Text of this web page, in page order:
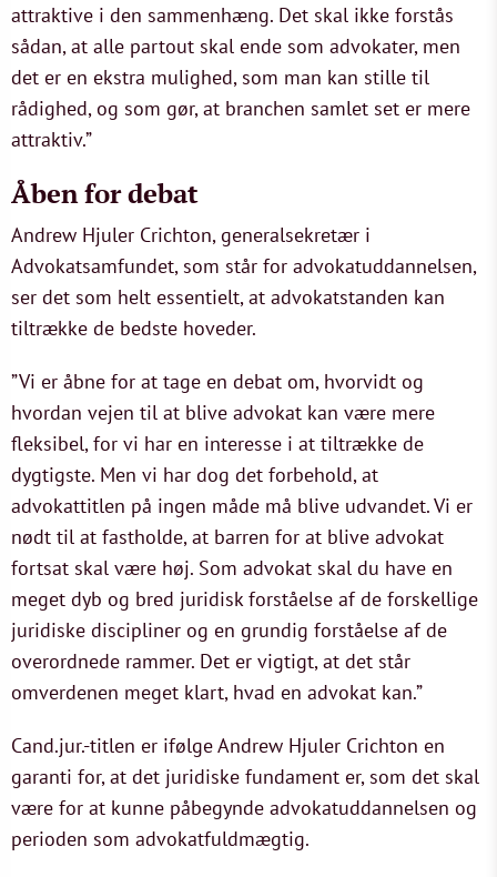
attraktive i den sammenhæng. Det skal ikke forstås
sådan, at alle partout skal ende som advokater, men
det er en ekstra mulighed, som man kan stille til
rådighed, og som gør, at branchen samlet set er mere
attraktiv.”
Åben for debat
Andrew Hjuler Crichton, generalsekretær i
Advokatsamfundet, som står for advokatuddannelsen,
ser det som helt essentielt, at advokatstanden kan
tiltrække de bedste hoveder.
”Vi er åbne for at tage en debat om, hvorvidt og
hvordan vejen til at blive advokat kan være mere
fleksibel, for vi har en interesse i at tiltrække de
dygtigste. Men vi har dog det forbehold, at
advokattitlen på ingen måde må blive udvandet. Vi er
nødt til at fastholde, at barren for at blive advokat
fortsat skal være høj. Som advokat skal du have en
meget dyb og bred juridisk forståelse af de forskellige
juridiske discipliner og en grundig forståelse af de
overordnede rammer. Det er vigtigt, at det står
omverdenen meget klart, hvad en advokat kan.”
Cand.jur.-titlen er ifølge Andrew Hjuler Crichton en
garanti for, at det juridiske fundament er, som det skal
være for at kunne påbegynde advokatuddannelsen og
perioden som advokatfuldmægtig.